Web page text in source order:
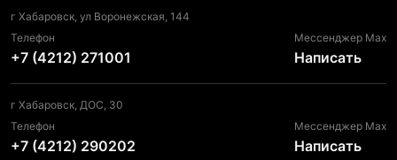
г Хабаровск, ул Воронежская, 144
Телефон
+7 (4212) 271001
Мессенджер Max
Написать
г Хабаровск, ДОС, 30
Телефон
+7 (4212) 290202
Мессенджер Max
Написать